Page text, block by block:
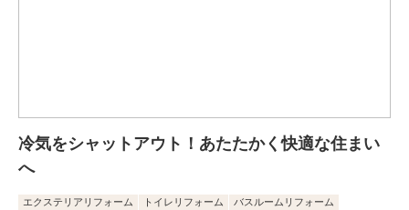
冷気をシャットアウト！あたたかく快適な住まい
へ
エクステリアリフォーム トイレリフォーム
バスルームリフォーム